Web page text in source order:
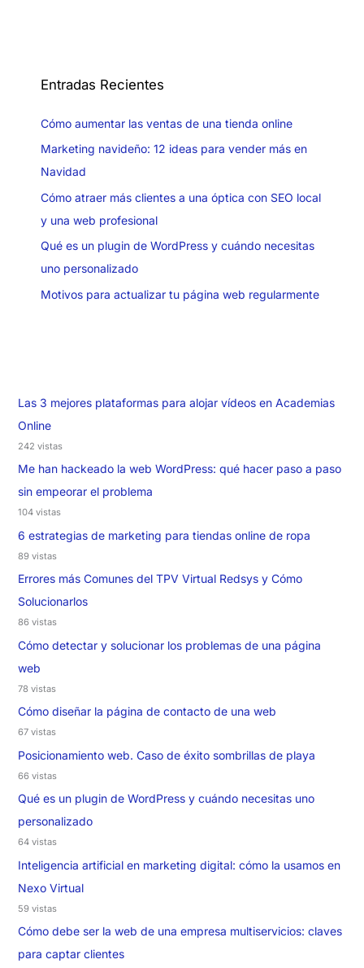
Entradas Recientes
Cómo aumentar las ventas de una tienda online
Marketing navideño: 12 ideas para vender más en
Navidad
Cómo atraer más clientes a una óptica con SEO local
y una web profesional
Qué es un plugin de WordPress y cuándo necesitas
uno personalizado
Motivos para actualizar tu página web regularmente
Las 3 mejores plataformas para alojar vídeos en Academias
Online
242 vistas
Me han hackeado la web WordPress: qué hacer paso a paso
sin empeorar el problema
104 vistas
6 estrategias de marketing para tiendas online de ropa
89 vistas
Errores más Comunes del TPV Virtual Redsys y Cómo
Solucionarlos
86 vistas
Cómo detectar y solucionar los problemas de una página
web
78 vistas
Cómo diseñar la página de contacto de una web
67 vistas
Posicionamiento web. Caso de éxito sombrillas de playa
66 vistas
Qué es un plugin de WordPress y cuándo necesitas uno
personalizado
64 vistas
Inteligencia artificial en marketing digital: cómo la usamos en
Nexo Virtual
59 vistas
Cómo debe ser la web de una empresa multiservicios: claves
para captar clientes